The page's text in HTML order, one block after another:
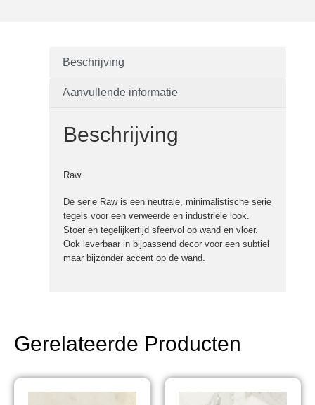
Beschrijving
Aanvullende informatie
Beschrijving
Raw
De serie Raw is een neutrale, minimalistische serie
tegels voor een verweerde en industriële look.
Stoer en tegelijkertijd sfeervol op wand en vloer.
Ook leverbaar in bijpassend decor voor een subtiel
maar bijzonder accent op de wand.
Gerelateerde Producten